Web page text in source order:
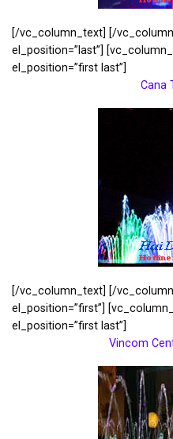
[/vc_column_text] [/
el_position=”last”]
el_position=”first last”]
Cana
[/vc_column_text] [/
el_position=”first”]
el_position=”first last”]
Vincom